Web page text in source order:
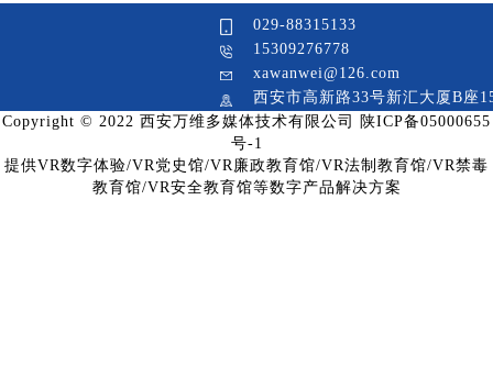
029-88315133
15309276778
xawanwei@126.com
西安市高新路33号新汇大厦B座
Copyright © 2022 西安万维多媒体技术有限公司 陕ICP备05000655
号-1
提供VR数字体验/VR党史馆/VR廉政教育馆/VR法制教育馆/VR禁毒
教育馆/VR安全教育馆等数字产品解决方案